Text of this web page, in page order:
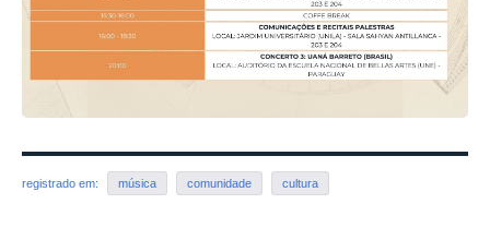
registrado em: música comunidade cultura